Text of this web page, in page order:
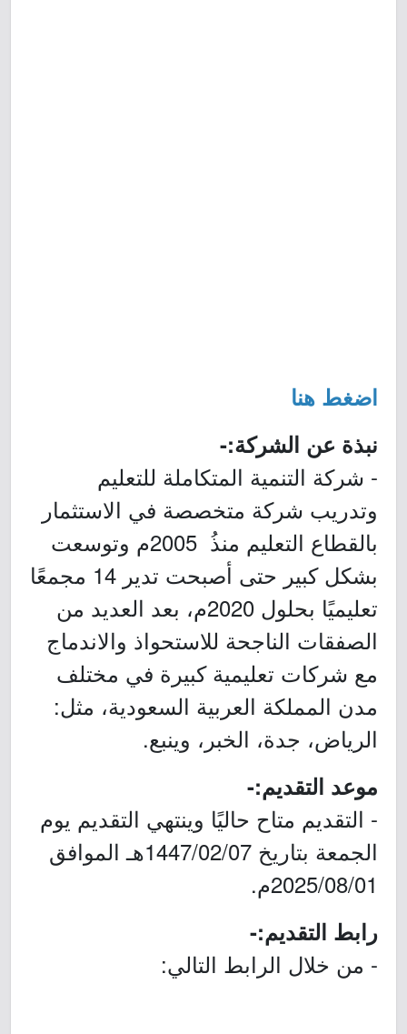
اضغط هنا
نبذة عن الشركة:-
- شركة التنمية المتكاملة للتعليم
وتدريب شركة متخصصة في الاستثمار
بالقطاع التعليم منذُ 2005م وتوسعت
بشكل كبير حتى أصبحت تدير 14 مجمعًا
تعليميًا بحلول 2020م، بعد العديد من
الصفقات الناجحة للاستحواذ والاندماج
مع شركات تعليمية كبيرة في مختلف
مدن المملكة العربية السعودية، مثل:
الرياض، جدة، الخبر، وينبع.
موعد التقديم:-
- التقديم متاح حاليًا وينتهي التقديم يوم
الجمعة بتاريخ 1447/02/07هـ الموافق
2025/08/01م.
رابط التقديم:-
- من خلال الرابط التالي: